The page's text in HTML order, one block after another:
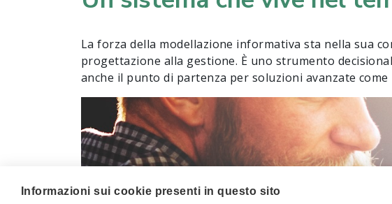
La forza della modellazione informativa sta nella sua
progettazione alla gestione. È uno strumento
anche il punto di partenza per soluzioni avanzate
Informazioni sui cookie presenti in questo sito